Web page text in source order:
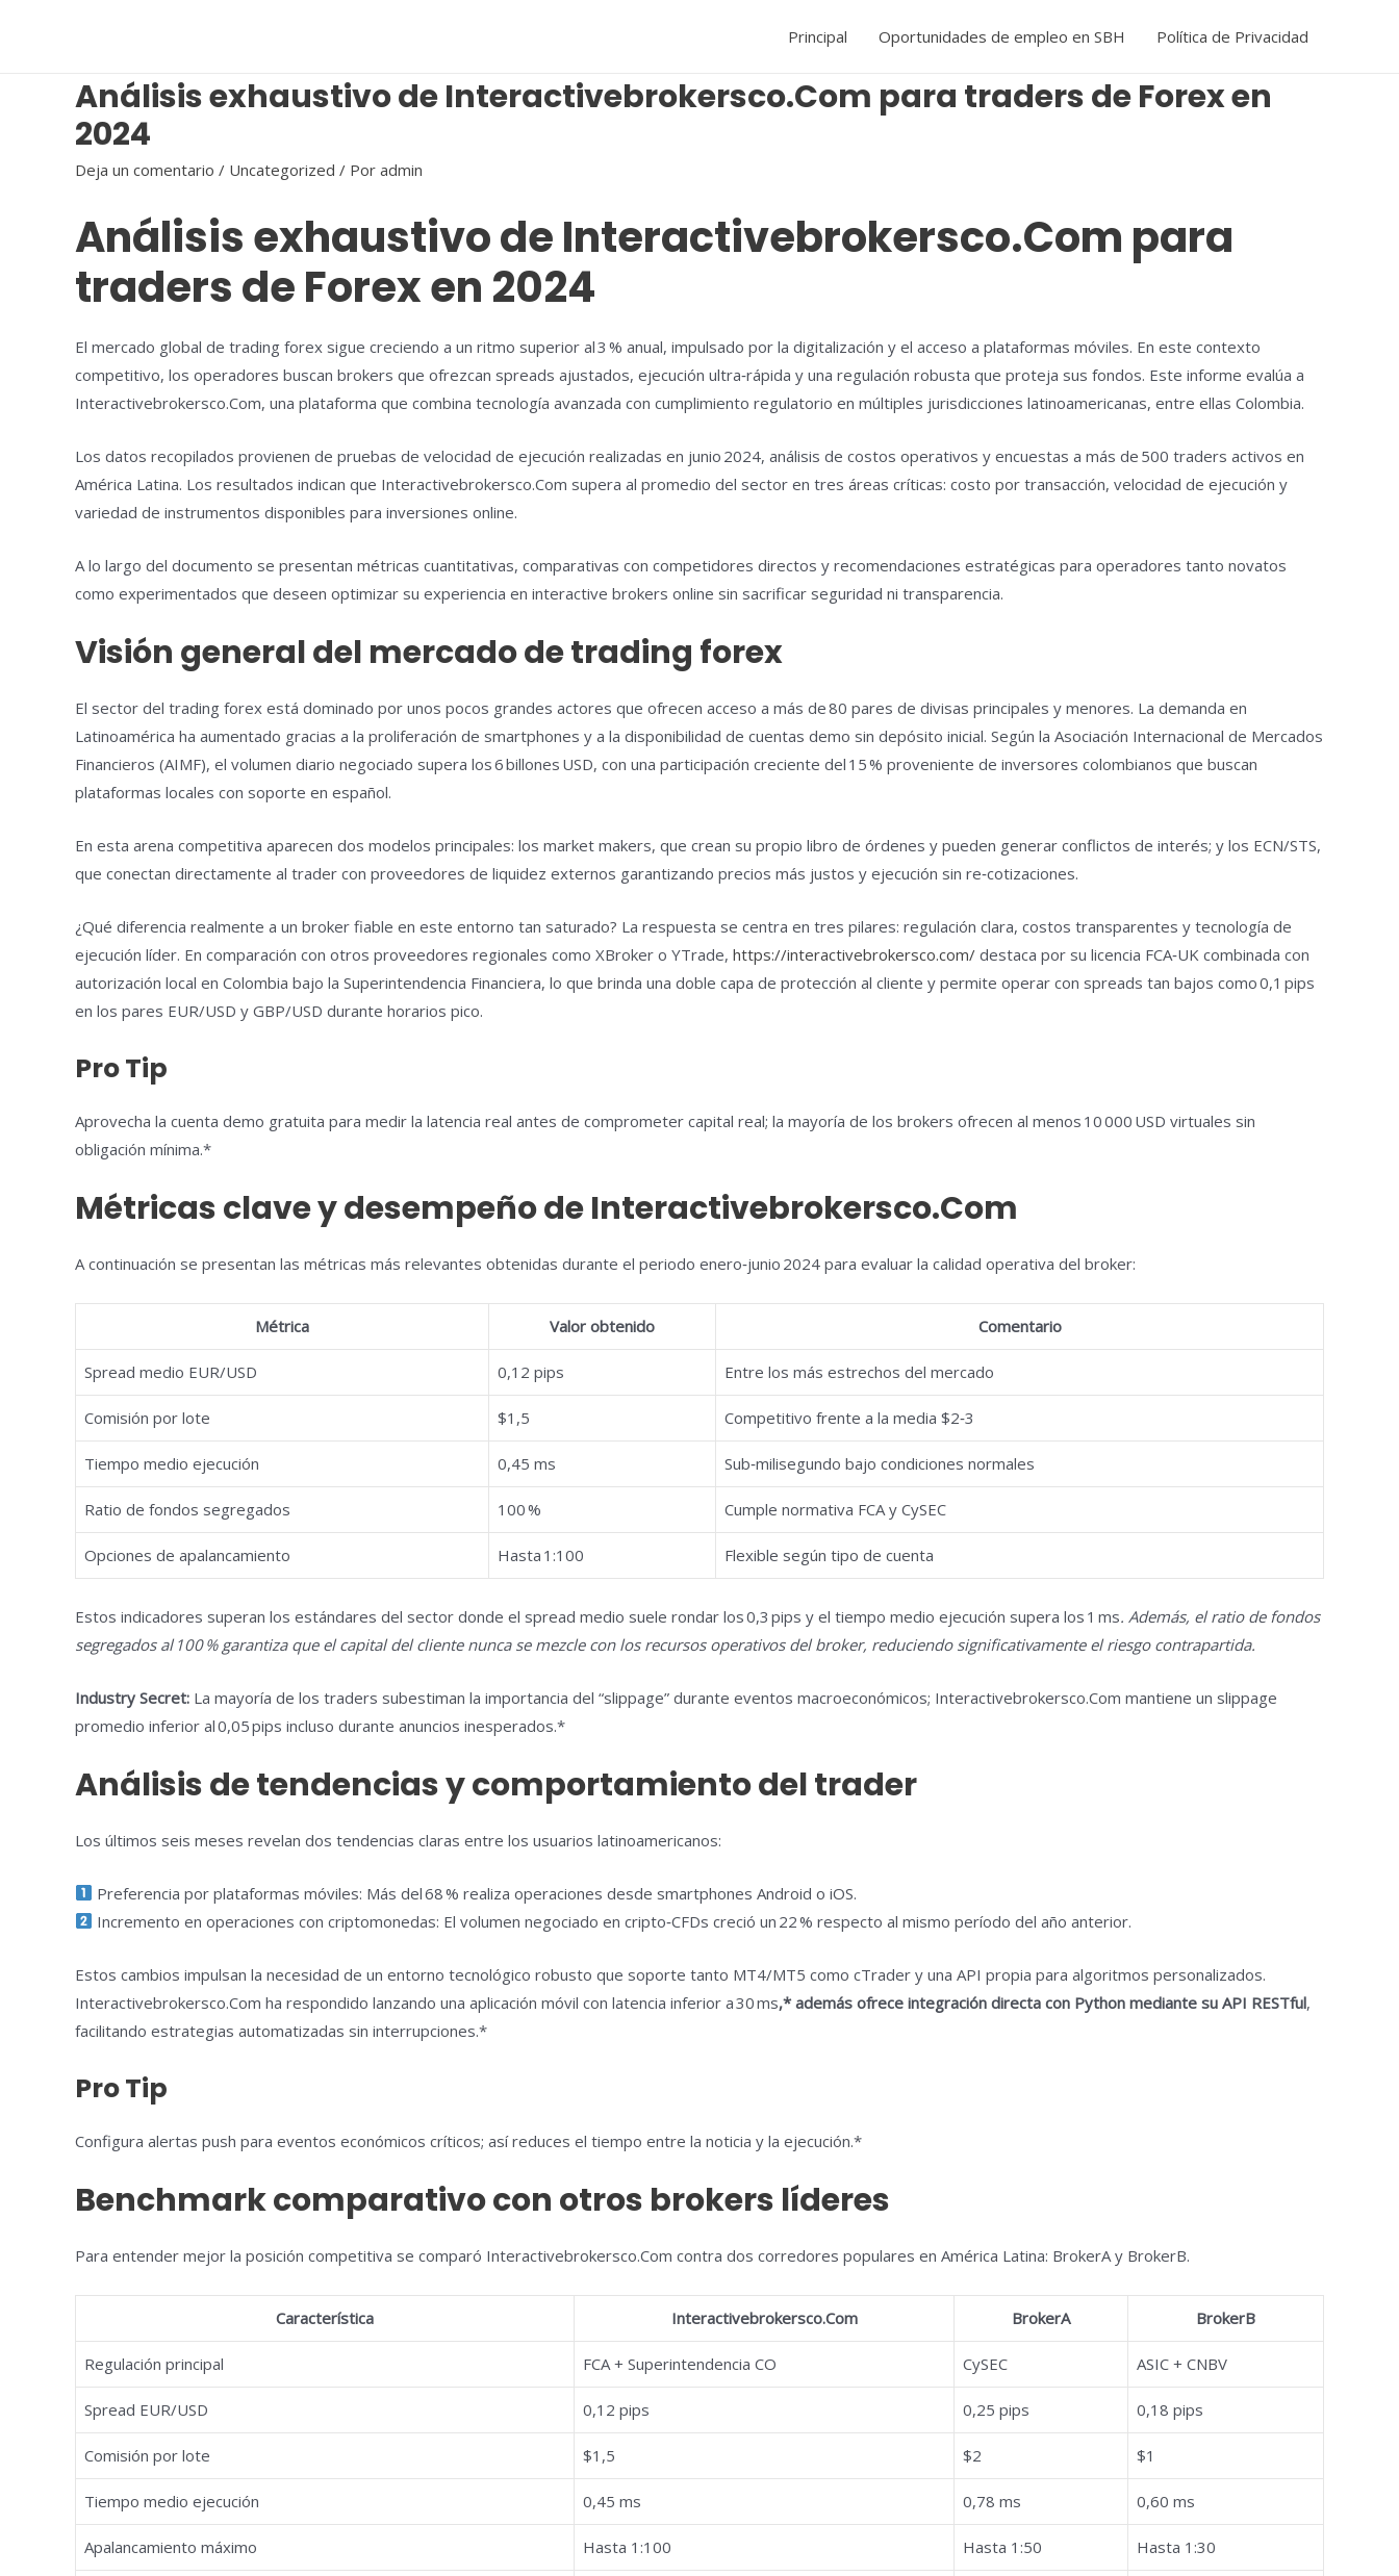
Principal Oportunidades de empleo en SBH Política de Privacidad
Análisis exhaustivo de Interactivebrokersco.Com para traders de Forex en
2024
Deja un comentario / Uncategorized / Por admin
Análisis exhaustivo de Interactivebrokersco.Com para
traders de Forex en 2024
El mercado global de trading forex sigue creciendo a un ritmo superior al 3 % anual, impulsado por la digitalización y el acceso a plataformas móviles. En este contexto
competitivo, los operadores buscan brokers que ofrezcan spreads ajustados, ejecución ultra‑rápida y una regulación robusta que proteja sus fondos. Este informe evalúa a
Interactivebrokersco.Com, una plataforma que combina tecnología avanzada con cumplimiento regulatorio en múltiples jurisdicciones latinoamericanas, entre ellas Colombia.
Los datos recopilados provienen de pruebas de velocidad de ejecución realizadas en junio 2024, análisis de costos operativos y encuestas a más de 500 traders activos en
América Latina. Los resultados indican que Interactivebrokersco.Com supera al promedio del sector en tres áreas críticas: costo por transacción, velocidad de ejecución y
variedad de instrumentos disponibles para inversiones online.
A lo largo del documento se presentan métricas cuantitativas, comparativas con competidores directos y recomendaciones estratégicas para operadores tanto novatos
como experimentados que deseen optimizar su experiencia en interactive brokers online sin sacrificar seguridad ni transparencia.
Visión general del mercado de trading forex
El sector del trading forex está dominado por unos pocos grandes actores que ofrecen acceso a más de 80 pares de divisas principales y menores. La demanda en
Latinoamérica ha aumentado gracias a la proliferación de smartphones y a la disponibilidad de cuentas demo sin depósito inicial. Según la Asociación Internacional de Mercados
Financieros (AIMF), el volumen diario negociado supera los 6 billones USD, con una participación creciente del 15 % proveniente de inversores colombianos que buscan
plataformas locales con soporte en español.
En esta arena competitiva aparecen dos modelos principales: los market makers, que crean su propio libro de órdenes y pueden generar conflictos de interés; y los ECN/STS,
que conectan directamente al trader con proveedores de liquidez externos garantizando precios más justos y ejecución sin re‑cotizaciones.
¿Qué diferencia realmente a un broker fiable en este entorno tan saturado? La respuesta se centra en tres pilares: regulación clara, costos transparentes y tecnología de
ejecución líder. En comparación con otros proveedores regionales como XBroker o YTrade, https://interactivebrokersco.com/ destaca por su licencia FCA‑UK combinada con
autorización local en Colombia bajo la Superintendencia Financiera, lo que brinda una doble capa de protección al cliente y permite operar con spreads tan bajos como 0,1 pips
en los pares EUR/USD y GBP/USD durante horarios pico.
Pro Tip
Aprovecha la cuenta demo gratuita para medir la latencia real antes de comprometer capital real; la mayoría de los brokers ofrecen al menos 10 000 USD virtuales sin
obligación mínima.*
Métricas clave y desempeño de Interactivebrokersco.Com
A continuación se presentan las métricas más relevantes obtenidas durante el periodo enero‑junio 2024 para evaluar la calidad operativa del broker:
Métrica Valor obtenido Comentario
Spread medio EUR/USD 0,12 pips Entre los más estrechos del mercado
Comisión por lote $1,5 Competitivo frente a la media $2‑3
Tiempo medio ejecución 0,45 ms Sub‑milisegundo bajo condiciones normales
Ratio de fondos segregados 100 % Cumple normativa FCA y CySEC
Opciones de apalancamiento Hasta 1:100 Flexible según tipo de cuenta
Estos indicadores superan los estándares del sector donde el spread medio suele rondar los 0,3 pips y el tiempo medio ejecución supera los 1 ms. Además, el ratio de fondos
segregados al 100 % garantiza que el capital del cliente nunca se mezcle con los recursos operativos del broker, reduciendo significativamente el riesgo contrapartida.
Industry Secret: La mayoría de los traders subestiman la importancia del “slippage” durante eventos macroeconómicos; Interactivebrokersco.Com mantiene un slippage
promedio inferior al 0,05 pips incluso durante anuncios inesperados.*
Análisis de tendencias y comportamiento del trader
Los últimos seis meses revelan dos tendencias claras entre los usuarios latinoamericanos:
Preferencia por plataformas móviles: Más del 68 % realiza operaciones desde smartphones Android o iOS.
Incremento en operaciones con criptomonedas: El volumen negociado en cripto‑CFDs creció un 22 % respecto al mismo período del año anterior.
Estos cambios impulsan la necesidad de un entorno tecnológico robusto que soporte tanto MT4/MT5 como cTrader y una API propia para algoritmos personalizados.
Interactivebrokersco.Com ha respondido lanzando una aplicación móvil con latencia inferior a 30 ms,* además ofrece integración directa con Python mediante su API RESTful,
facilitando estrategias automatizadas sin interrupciones.*
Pro Tip
Configura alertas push para eventos económicos críticos; así reduces el tiempo entre la noticia y la ejecución.*
Benchmark comparativo con otros brokers líderes
Para entender mejor la posición competitiva se comparó Interactivebrokersco.Com contra dos corredores populares en América Latina: BrokerA y BrokerB.
Característica Interactivebrokersco.Com BrokerA BrokerB
Regulación principal FCA + Superintendencia CO CySEC ASIC + CNBV
Spread EUR/USD 0,12 pips 0,25 pips 0,18 pips
Comisión por lote $1,5 $2 $1
Tiempo medio ejecución 0,45 ms 0,78 ms 0,60 ms
Apalancamiento máximo Hasta 1:100 Hasta 1:50 Hasta 1:30